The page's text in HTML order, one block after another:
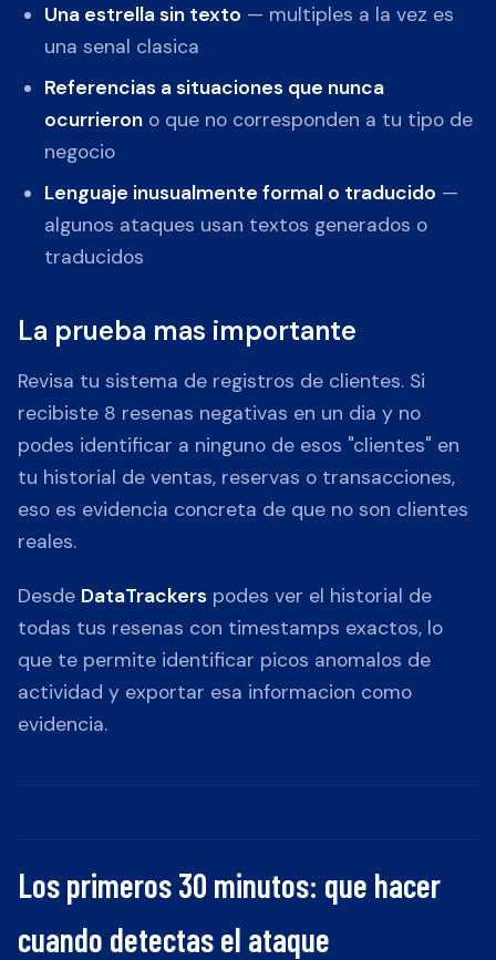
Una estrella sin texto — multiples a la vez es
una senal clasica
Referencias a situaciones que nunca
ocurrieron o que no corresponden a tu tipo de
negocio
Lenguaje inusualmente formal o traducido —
algunos ataques usan textos generados o
traducidos
La prueba mas importante
Revisa tu sistema de registros de clientes. Si
recibiste 8 resenas negativas en un dia y no
podes identificar a ninguno de esos "clientes" en
tu historial de ventas, reservas o transacciones,
eso es evidencia concreta de que no son clientes
reales.
Desde DataTrackers podes ver el historial de
todas tus resenas con timestamps exactos, lo
que te permite identificar picos anomalos de
actividad y exportar esa informacion como
evidencia.
Los primeros 30 minutos: que hacer
cuando detectas el ataque